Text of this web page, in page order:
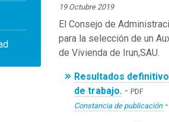
19 Octubre 2019
El Consejo de
para la selección de un
de Vivienda de Irun,SAU.
Resultados
de trabajo. - PDF
Constancia de publicación -